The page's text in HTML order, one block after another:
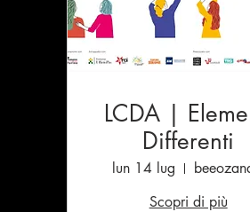
LCDA |
Differenti
lun 14 lug
Scopri di più